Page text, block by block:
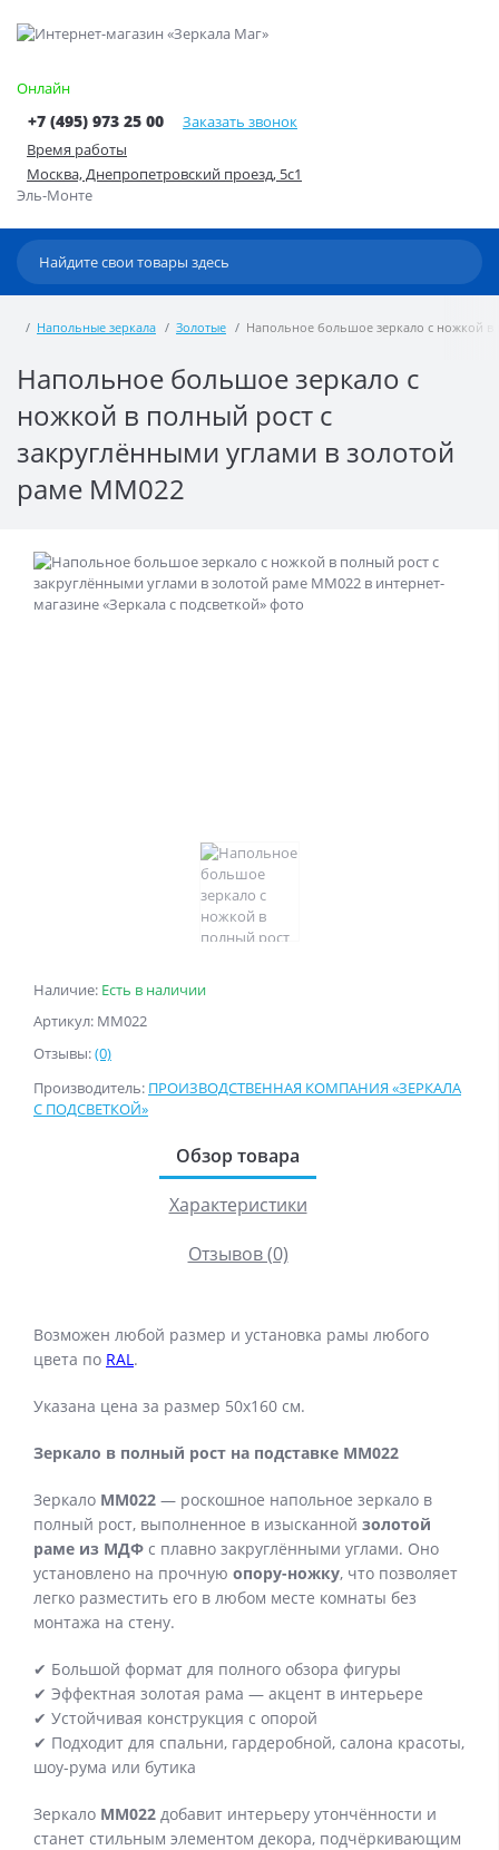
Онлайн
+7 (495) 973 25 00
Заказать звонок
Время работы
Москва, Днепропетровский проезд, 5с1
Эль-Монте
Напольные зеркала Золотые Напольное большое зеркало с ножкой в
Напольное большое зеркало с
ножкой в полный рост с
закруглёнными углами в золотой
раме MM022
Наличие: Есть в наличии
Артикул: MM022
Отзывы:(0)
Производитель: ПРОИЗВОДСТВЕННАЯ КОМПАНИЯ «ЗЕРКАЛА
С ПОДСВЕТКОЙ»
Обзор товара
Характеристики
Отзывов (0)
Возможен любой размер и установка рамы любого
цвета по RAL.
Указана цена за размер 50х160 см.
Зеркало в полный рост на подставке MM022
Зеркало MM022 — роскошное напольное зеркало в
полный рост, выполненное в изысканной золотой
раме из МДФ с плавно закруглёнными углами. Оно
установлено на прочную опору-ножку, что позволяет
легко разместить его в любом месте комнаты без
монтажа на стену.
✔ Большой формат для полного обзора фигуры
✔ Эффектная золотая рама — акцент в интерьере
✔ Устойчивая конструкция с опорой
✔ Подходит для спальни, гардеробной, салона красоты,
шоу-рума или бутика
Зеркало MM022 добавит интерьеру утончённости и
станет стильным элементом декора, подчёркивающим